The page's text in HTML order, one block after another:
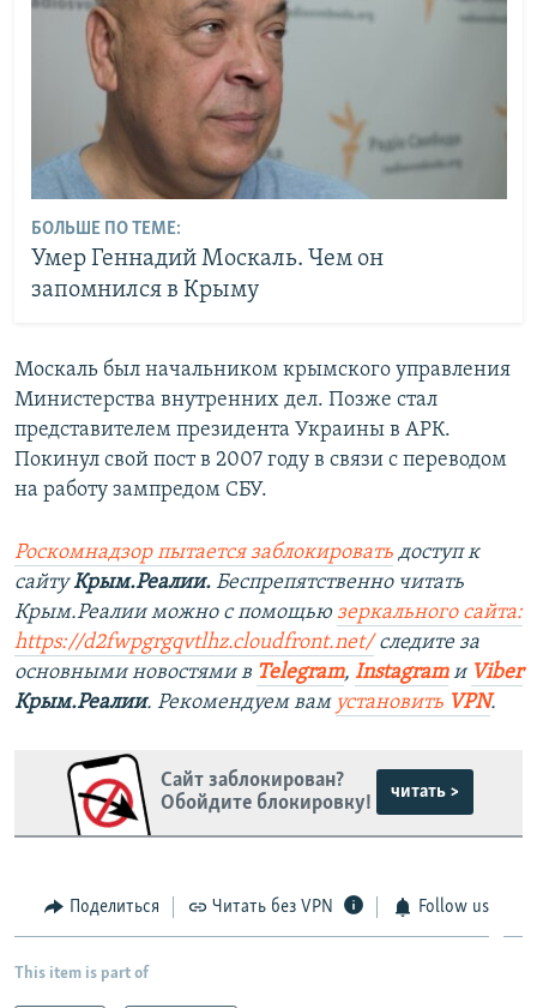
БОЛЬШЕ ПО ТЕМЕ:
Умер Геннадий Москаль. Чем он
запомнился в Крыму
Москаль был начальником крымского управления
Министерства внутренних дел. Позже стал
представителем президента Украины в АРК.
Покинул свой пост в 2007 году в связи с переводом
на работу зампредом СБУ.
Роскомнадзор пытается заблокировать доступ к
сайтуКрым.Реалии. Беспрепятственно читать
Крым.Реалии можно с помощью зеркального сайта:
https://d2fwpgrgqvtlhz.cloudfront.net/следите за
основными новостями в Telegram, Instagramи Viber
Крым.Реалии. Рекомендуем вам установить VPN.
Сайт заблокирован?
Обойдите блокировку!
читать >
Поделиться Читать без VPN Follow us
This item is part of